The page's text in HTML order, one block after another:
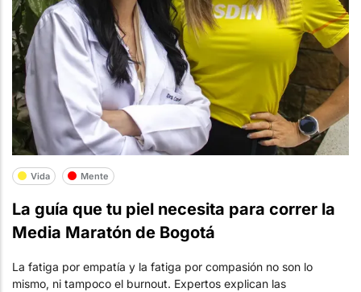
Vida Mente
La guía que tu piel necesita para correr la
Media Maratón de Bogotá
La fatiga por empatía y la fatiga por compasión no son lo
mismo, ni tampoco el burnout. Expertos explican las